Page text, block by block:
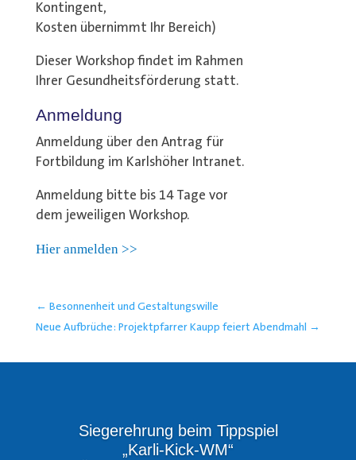
Kontingent,
Kosten übernimmt Ihr Bereich)
Dieser Workshop findet im Rahmen
Ihrer Gesundheitsförderung statt.
Anmeldung
Anmeldung über den Antrag für
Fortbildung im Karlshöher Intranet.
Anmeldung bitte bis 14 Tage vor
dem jeweiligen Workshop.
Hier anmelden >>
← Besonnenheit und Gestaltungswille
Neue Aufbrüche: Projektpfarrer Kaupp feiert Abendmahl →
Siegerehrung beim Tippspiel
„Karli-Kick-WM“